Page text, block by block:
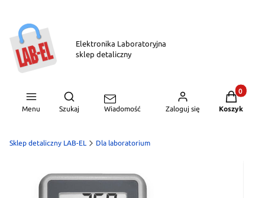
Elektronika Laboratoryjna
sklep detaliczny
Menu
Otwórz wyszukiwarkę
Szukaj Wiadomość Zaloguj się
Produkty
Koszyk
Sklep detaliczny LAB-EL Dla laboratorium